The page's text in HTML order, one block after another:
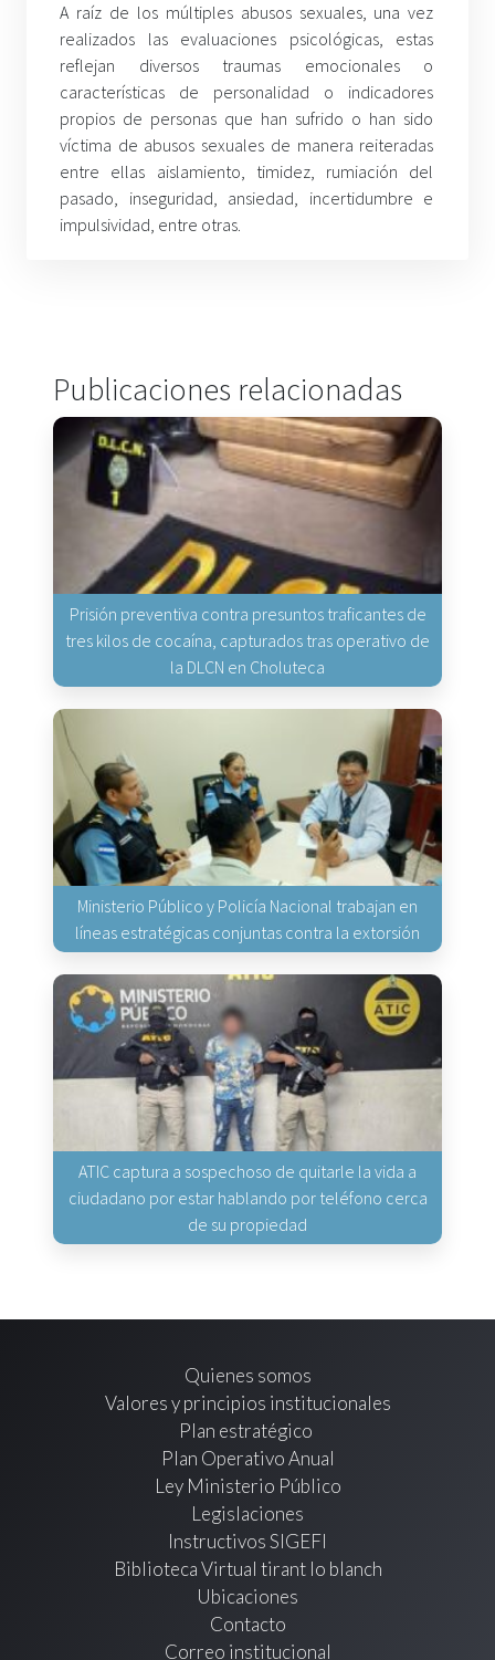
A raíz de los múltiples abusos sexuales, una vez
realizados las evaluaciones psicológicas, estas
reflejan diversos traumas emocionales o
características de personalidad o indicadores
propios de personas que han sufrido o han sido
víctima de abusos sexuales de manera reiteradas
entre ellas aislamiento, timidez, rumiación del
pasado, inseguridad, ansiedad, incertidumbre e
impulsividad, entre otras.
Publicaciones relacionadas
Prisión preventiva contra presuntos traficantes de
tres kilos de cocaína, capturados tras operativo de
la DLCN en Choluteca
Ministerio Público y Policía Nacional trabajan en
líneas estratégicas conjuntas contra la extorsión
ATIC captura a sospechoso de quitarle la vida a
ciudadano por estar hablando por teléfono cerca
de su propiedad
Quienes somos
Valores y principios institucionales
Plan estratégico
Plan Operativo Anual
Ley Ministerio Público
Legislaciones
Instructivos SIGEFI
Biblioteca Virtual tirant lo blanch
Ubicaciones
Contacto
Correo institucional